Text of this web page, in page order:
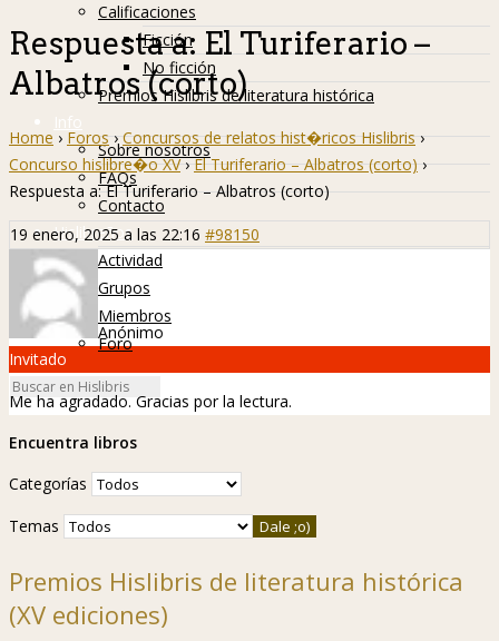
Calificaciones
Ficción
No ficción
Premios Hislibris de literatura histórica
Info
Sobre nosotros
FAQs
Contacto
Hislibreños
Actividad
Grupos
Miembros
Foro
Respuesta a: El Turiferario –
Albatros (corto)
Home › Foros › Concursos de relatos hist�ricos Hislibris ›
Concurso hislibre�o XV › El Turiferario – Albatros (corto) ›
Respuesta a: El Turiferario – Albatros (corto)
19 enero, 2025 a las 22:16 #98150
Anónimo
Invitado
Me ha agradado. Gracias por la lectura.
Encuentra libros
Categorías
Temas
Premios Hislibris de literatura histórica
(XV ediciones)